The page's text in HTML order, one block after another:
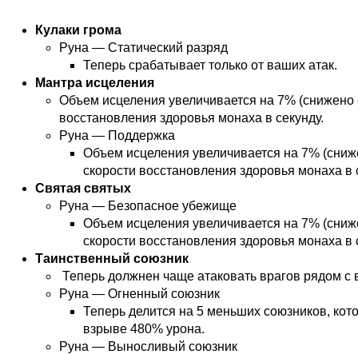
Кулаки грома
Руна — Статический разряд
Теперь срабатывает только от ваших атак.
Мантра исцеления
Объем исцеления увеличивается на 7% (снижено
восстановления здоровья монаха в секунду.
Руна — Поддержка
Объем исцеления увеличивается на 7%
скорости восстановления здоровья монаха в
Святая святых
Руна — Безопасное убежище
Объем исцеления увеличивается на 7%
скорости восстановления здоровья монаха в
Таинственный союзник
Теперь должнен чаще атаковать врагов рядом с
Руна — Огненный союзник
Теперь делится на 5 меньших союзников,
взрыве 480% урона.
Руна — Выносливый союзник